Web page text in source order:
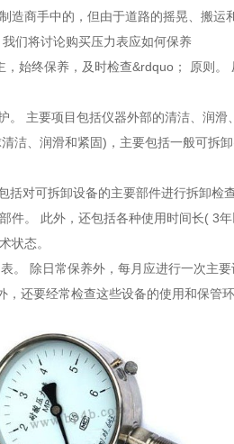
造商手中的，但由于道路的摇晃、搬
们将讨论购买压力表应如何保养
始终保养，及时检查&rdquo； 原则
主要项目包括仪器外部的清洁、润滑
洁、润滑和紧固)，主要包括一般可拆
括对可拆卸设备的主要部件进行拆卸检
。 此外，还包括各种使用时间长( 3
状态。
。 除日常保养外，每月应进行一次主
还要经常检查这些设备的使用和保管环